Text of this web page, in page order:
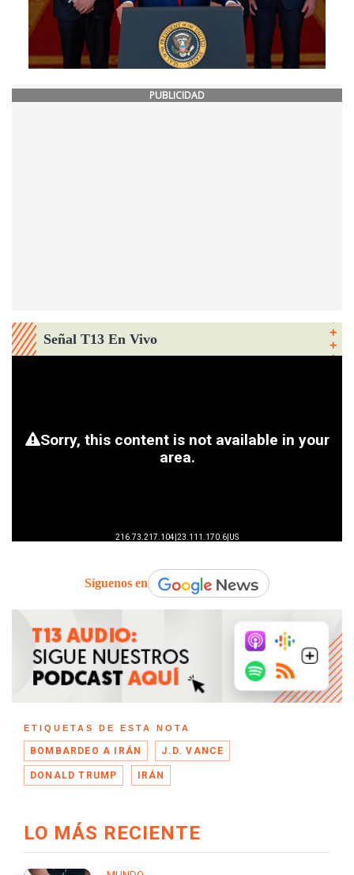
PUBLICIDAD
Señal T13 En Vivo
Síguenos en
ETIQUETAS DE ESTA NOTA
BOMBARDEO A IRÁN J.D. VANCE
DONALD TRUMP IRÁN
LO MÁS RECIENTE